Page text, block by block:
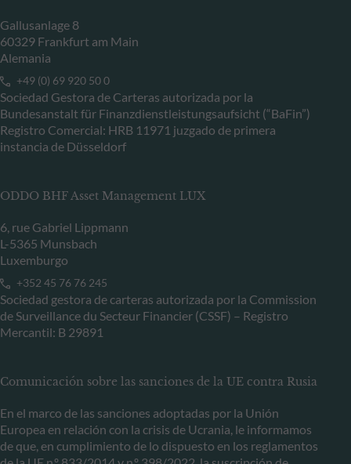
Gallusanlage 8
60329 Frankfurt am Main
Alemania
+49 (0) 69 920 50 0
Sociedad Gestora de Carteras autorizada por la
Bundesanstalt für Finanzdienstleistungsaufsicht (“BaFin”)
Registro Comercial: HRB 11971 juzgado de primera
instancia de Düsseldorf
ODDO BHF Asset Management LUX
6, rue Gabriel Lippmann
L-5365 Munsbach
Luxemburgo
+352 45 76 76 245
Sociedad gestora de carteras autorizada por la Commission
de Surveillance du Secteur Financier (CSSF) – Registro
Mercantil: B 29891
Comunicación sobre las sanciones de la UE contra Rusia
En el marco de las sanciones adoptadas por la Unión
Europea en relación con la crisis de Ucrania, le informamos
de que, en cumplimiento de lo dispuesto en los reglamentos